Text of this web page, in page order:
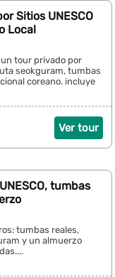
Sitios UNESCO
Local
tour privado por
seokguram, tumbas
coreano. incluye
Ver tour
tumbas
tumbas reales,
y un almuerzo